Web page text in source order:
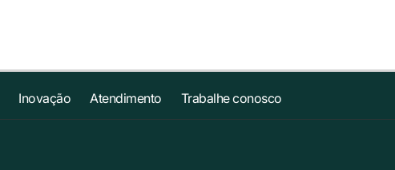
Inovação Atendimento Trabalhe conosco